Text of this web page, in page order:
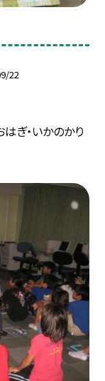
22
ぎ・いかのかり